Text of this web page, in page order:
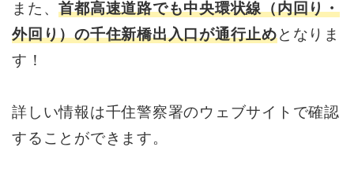
また、首都高速道路でも中央環状線（内回り・
外回り）の千住新橋出入口が通行止めとなりま
す！
詳しい情報は千住警察署のウェブサイトで確認
することができます。